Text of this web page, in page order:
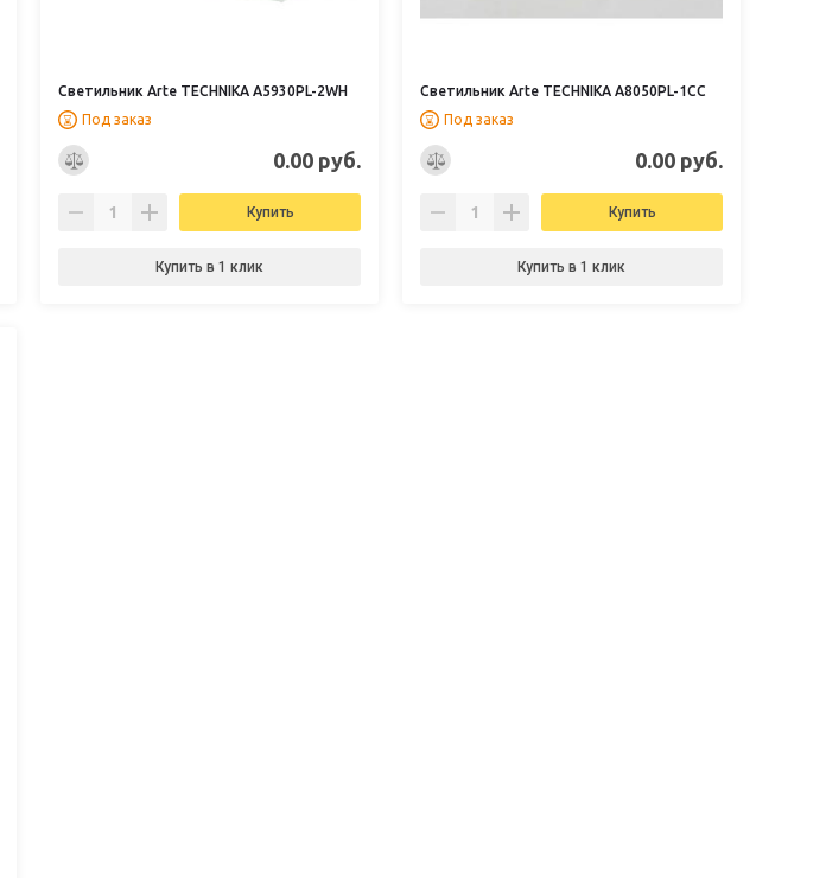
Светильник Arte TECHNIKA A5930PL-2WH
Под заказ
0.00 руб.
Купить
Купить в 1 клик
Светильник Arte TECHNIKA A8050PL-1CC
Под заказ
0.00 руб.
Купить
Купить в 1 клик